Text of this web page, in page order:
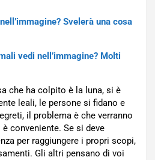
Svelerà una cosa
vedi nell’immagine? Molti
che ha colpito è la luna, si è
leali, le persone si fidano e
il problema è che verranno
conveniente. Se si deve
per raggiungere i propri scopi,
Gli altri pensano di voi